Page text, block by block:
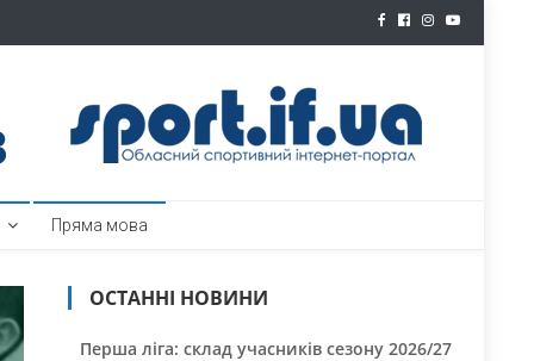
Пряма мова
ОСТАННІ НОВИНИ
Перша ліга: склад учасників сезону 2026/27